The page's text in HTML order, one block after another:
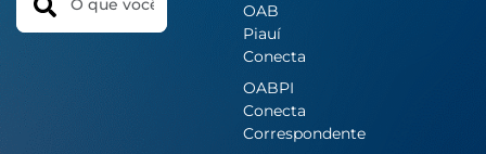
OAB
Piauí
Conecta
OABPI
Conecta
Correspondente